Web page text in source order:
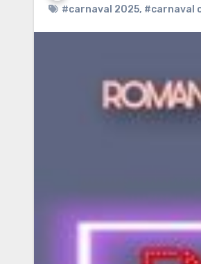
#carnaval 2025, #carnaval